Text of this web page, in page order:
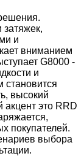
и
вниманием
G8000 -
и
становится
высокий
это RRD
покупателей.
выбора